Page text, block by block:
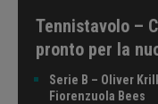
Tennistavolo –
pronto per la
Serie B – Oliver
Fiorenzuola Bees